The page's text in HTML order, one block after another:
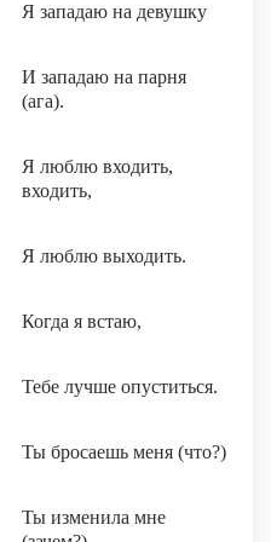
Я западаю на девушку
И западаю на парня
(ага).
Я люблю входить,
входить,
Я люблю выходить.
Когда я встаю,
Тебе лучше опуститься.
Ты бросаешь меня (что?)
Ты изменила мне